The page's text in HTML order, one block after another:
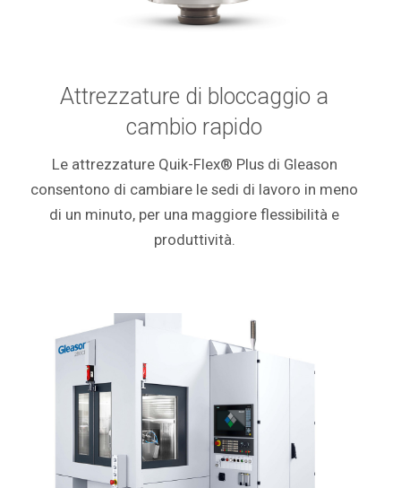
Attrezzature di bloccaggio a
cambio rapido
Le attrezzature Quik-Flex® Plus di Gleason
consentono di cambiare le sedi di lavoro in meno
di un minuto, per una maggiore flessibilità e
produttività.